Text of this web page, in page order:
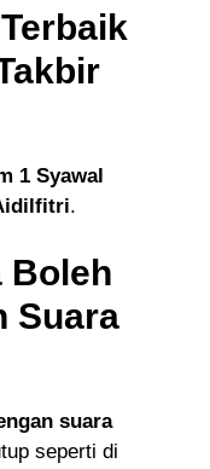
1 Syawal
.
Boleh
Suara
suara
seperti di